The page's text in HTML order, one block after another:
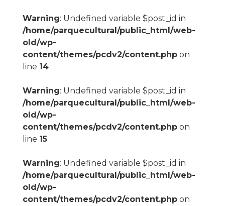
Warning: Undefined variable $post_id in
/home/parquecultural/public_html/web-
old/wp-
content/themes/pcdv2/content.phpon
line 14
Warning: Undefined variable $post_id in
/home/parquecultural/public_html/web-
old/wp-
content/themes/pcdv2/content.phpon
line 15
Warning: Undefined variable $post_id in
/home/parquecultural/public_html/web-
old/wp-
content/themes/pcdv2/content.phpon